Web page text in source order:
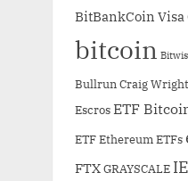
BitBankCoin Visa
bitcoin
BullrunCraig Wright
EscrosETF
ETF EthereumETFs
FTXGRAYSCALE